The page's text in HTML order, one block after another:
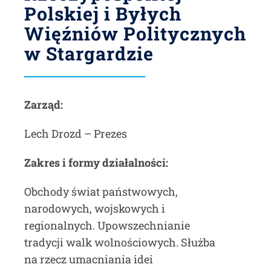
Polskiej i Byłych
Więźniów Politycznych
w Stargardzie
Zarząd:
Lech Drozd – Prezes
Zakres i formy działalności:
Obchody świat państwowych,
narodowych, wojskowych i
regionalnych. Upowszechnianie
tradycji walk wolnościowych. Służba
na rzecz umacniania idei